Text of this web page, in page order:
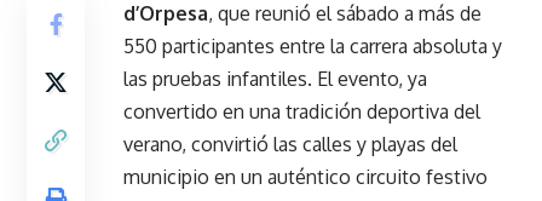
d’Orpesa, que reunió el sábado a más de
550 participantes entre la carrera absoluta y
las pruebas infantiles. El evento, ya
convertido en una tradición deportiva del
verano, convirtió las calles y playas del
municipio en un auténtico circuito festivo